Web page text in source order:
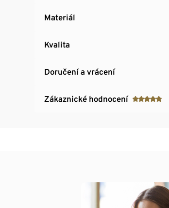
Materiál
Kvalita
Doručení a vrácení
Zákaznické hodnocení